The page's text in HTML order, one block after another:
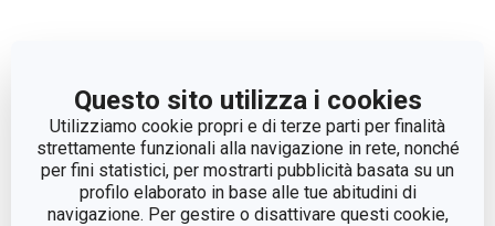
Questo sito utilizza i cookies
Utilizziamo cookie propri e di terze parti per finalità
strettamente funzionali alla navigazione in rete, nonché
per fini statistici, per mostrarti pubblicità basata su un
profilo elaborato in base alle tue abitudini di
navigazione. Per gestire o disattivare questi cookie,